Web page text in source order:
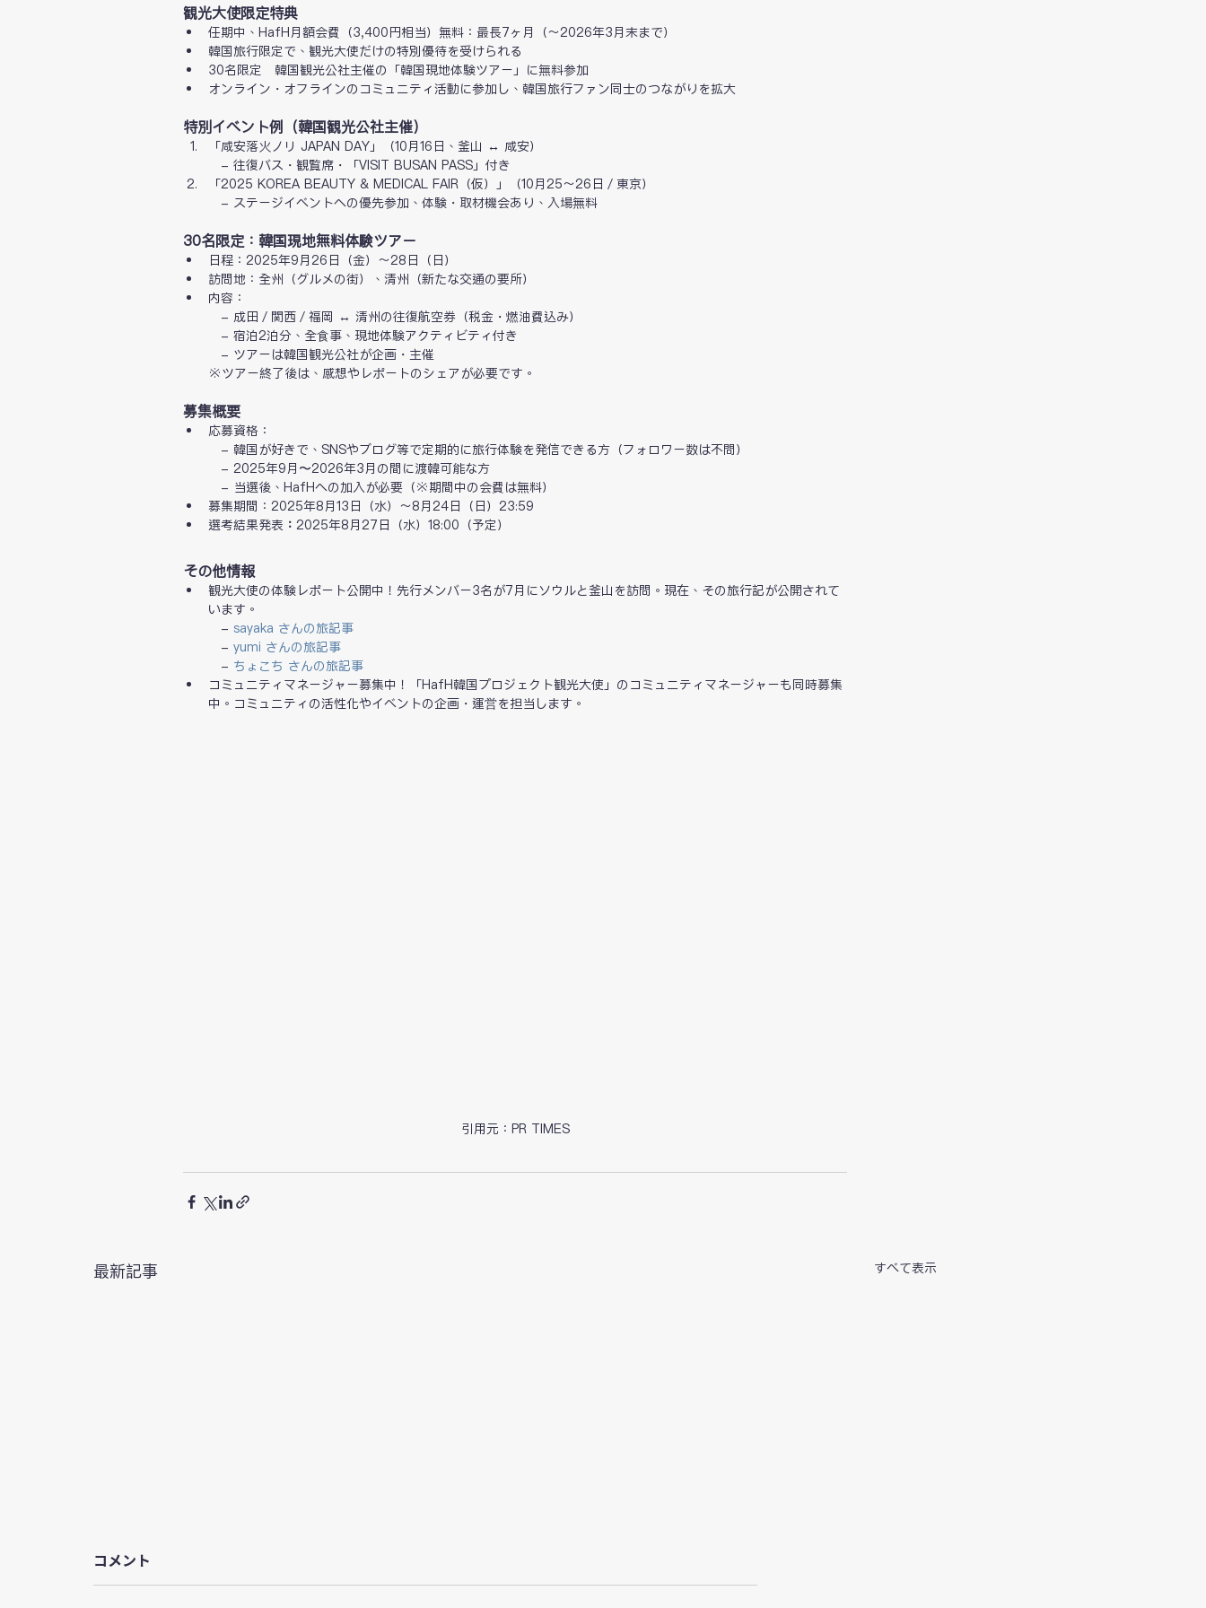
観光大使限定特典
任期中、HafH月額会費（3,400円相当）無料：最長7ヶ月（～2026年3月末まで）
韓国旅行限定で、観光大使だけの特別優待を受けられる
30名限定　韓国観光公社主催の「韓国現地体験ツアー」に無料参加
オンライン・オフラインのコミュニティ活動に参加し、韓国旅行ファン同士のつながりを拡大
特別イベント例（韓国観光公社主催）
「咸安落火ノリ JAPAN DAY」（10月16日、釜山 ↔ 咸安）
- 往復バス・観覧席・「VISIT BUSAN PASS」付き
「2025 KOREA BEAUTY & MEDICAL FAIR（仮）」（10月25～26日／東京）
- ステージイベントへの優先参加、体験・取材機会あり、入場無料
30名限定：韓国現地無料体験ツアー
日程：2025年9月26日（金）～28日（日）
訪問地：全州（グルメの街）、清州（新たな交通の要所）
内容：
- 成田／関西／福岡 ↔ 清州の往復航空券（税金・燃油費込み）
- 宿泊2泊分、全食事、現地体験アクティビティ付き
- ツアーは韓国観光公社が企画・主催
※ツアー終了後は、感想やレポートのシェアが必要です。
募集概要
応募資格：
- 韓国が好きで、SNSやブログ等で定期的に旅行体験を発信できる方（フォロワー数は不問）
- 2025年9月〜2026年3月の間に渡韓可能な方
- 当選後、HafHへの加入が必要（※期間中の会費は無料）
募集期間：2025年8月13日（水）～8月24日（日）23:59
選考結果発表 ： 2025年8月27日（水）18:00（予定）
その他情報
観光大使の体験レポート公開中！先行メンバー3名が7月にソウルと釜山を訪問。現在、その旅行記が公開されて
います。
- sayaka さんの旅記事
- yumi さんの旅記事
- ちょこち さんの旅記事
コミュニティマネージャー募集中！「HafH韓国プロジェクト観光大使」のコミュニティマネージャーも同時募集
中。コミュニティの活性化やイベントの企画・運営を担当します。
引用元：PR TIMES
最新記事 すべて表示
コメント